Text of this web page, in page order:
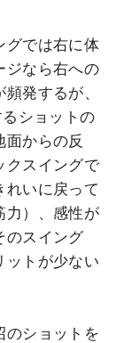
グでは右に体
ジなら右への
発するが、
ショットの
からの反
クスイングで
れいに戻って
力）、感性が
のスイング
ットが少ない
のショットを